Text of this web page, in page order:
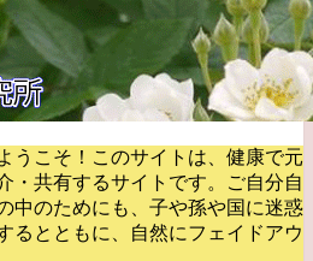
うこそ！このサイトは、健康で元
・共有するサイトです。
ご自分自
中のためにも、子や孫や国に迷惑
るとともに、自然にフェイドアウ